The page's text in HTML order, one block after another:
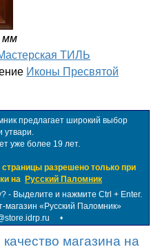
мм
ТИЛЬ
Иконы Пресвятой
предлагает широкий выбор
утвари.
уже более 19 лет.
разрешено только при
на Русский Паломник
- Выделите и нажмите Ctrl + Enter.
магазин «Русский Паломник»
•